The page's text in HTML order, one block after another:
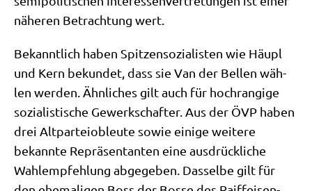
nähe­ren Betrach­tung wert.
Bekannt­lich haben Spit­zen­so­zia­li­sten wie Häupl
und Kern bekun­det, dass sie Van der Bel­len wäh­
len wer­den. Ähn­li­ches gilt auch für hoch­ran­gi­ge
sozia­li­sti­sche Gewerk­schaf­ter. Aus der ÖVP haben
drei Alt­par­tei­ob­leu­te sowie eini­ge wei­te­re
bekann­te Reprä­sen­tan­ten eine aus­drück­li­che
Wahl­emp­feh­lung abge­ge­ben. Das­sel­be gilt für